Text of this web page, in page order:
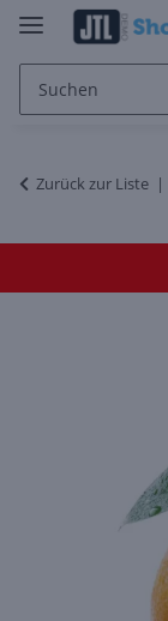
Zurück zur Liste